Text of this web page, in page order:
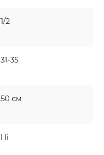
1/2
31-35
50 см
Ні